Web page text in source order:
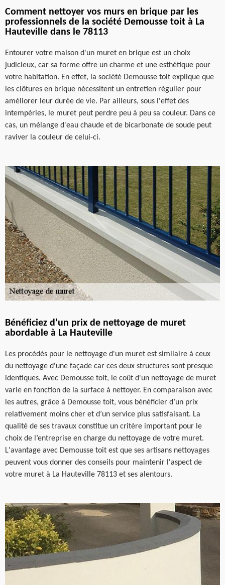
Comment nettoyer vos murs en brique par les
professionnels de la société Demousse toit à La
Hauteville dans le 78113
Entourer votre maison d'un muret en brique est un choix
judicieux, car sa forme offre un charme et une esthétique pour
votre habitation. En effet, la société Demousse toit explique que
les clôtures en brique nécessitent un entretien régulier pour
améliorer leur durée de vie. Par ailleurs, sous l'effet des
intempéries, le muret peut perdre peu à peu sa couleur. Dans ce
cas, un mélange d'eau chaude et de bicarbonate de soude peut
raviver la couleur de celui-ci.
Bénéficiez d’un prix de nettoyage de muret
abordable à La Hauteville
Les procédés pour le nettoyage d'un muret est similaire à ceux
du nettoyage d'une façade car ces deux structures sont presque
identiques. Avec Demousse toit, le coût d'un nettoyage de muret
varie en fonction de la surface à nettoyer. En comparaison avec
les autres, grâce à Demousse toit, vous bénéficier d’un prix
relativement moins cher et d’un service plus satisfaisant. La
qualité de ses travaux constitue un critère important pour le
choix de l’entreprise en charge du nettoyage de votre muret.
L'avantage avec Demousse toit est que ses artisans nettoyages
peuvent vous donner des conseils pour maintenir l'aspect de
votre muret à La Hauteville 78113 et ses alentours.